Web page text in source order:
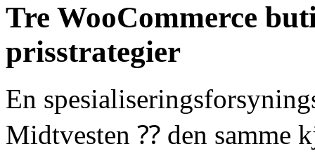
Tre WooCommerce
prisstrategier
En
Midtvesten ⁇ den samme